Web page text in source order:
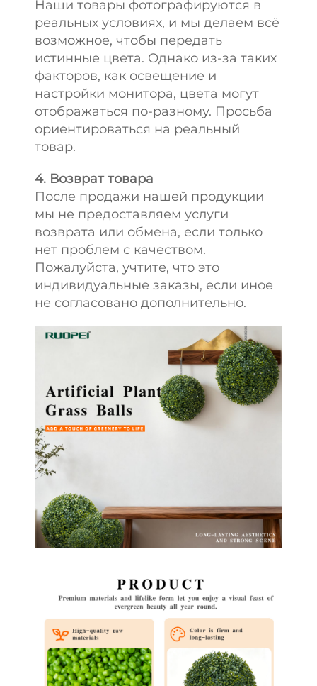
Наши товары фотографируются в
реальных условиях, и мы делаем всё
возможное, чтобы передать
истинные цвета. Однако из-за таких
факторов, как освещение и
настройки монитора, цвета могут
отображаться по-разному. Просьба
ориентироваться на реальный
товар.
4. Возврат товара
После продажи нашей продукции
мы не предоставляем услуги
возврата или обмена, если только
нет проблем с качеством.
Пожалуйста, учтите, что это
индивидуальные заказы, если иное
не согласовано дополнительно.